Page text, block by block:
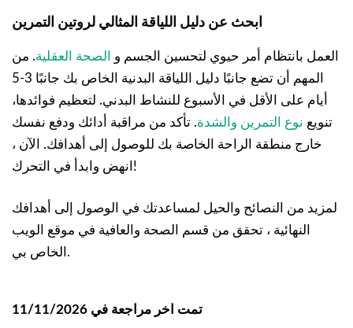
ابحث عن دليل اللياقة المثالي لروتين التمرين
العمل بانتظام أمر حيوي لتحسين الجسم و الصحة العقلية. من
المهم أن تضع جانبًا دليل اللياقة البدنية الخاص بك جانبًا 3-5
أيام على الأقل في الأسبوع للنشاط البدني. لتعظيم فوائدها،
تنويع نوع التمرين والشدة. تأكد من مراقبة أدائك ودفع نفسك
خارج منطقة الراحة الخاصة بك للوصول إلى أهدافك. الآن ،
انهض وابدأ في التحرك!
لمزيد من النصائح والحيل لمساعدتك في الوصول إلى أهدافك
النهائية ، تحقق من قسم الصحة والعافية في موقع الويب
الخاص بي.
تمت اخر مراجعة في 11/11/2026